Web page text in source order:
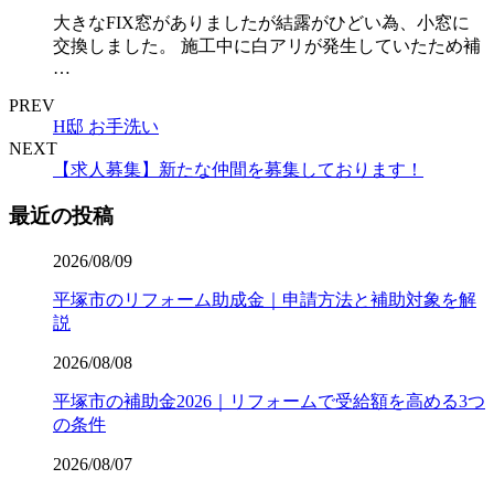
大きなFIX窓がありましたが結露がひどい為、小窓に
交換しました。 施工中に白アリが発生していたため補
…
PREV
H邸 お手洗い
NEXT
【求人募集】新たな仲間を募集しております！
最近の投稿
2026/08/09
平塚市のリフォーム助成金｜申請方法と補助対象を解
説
2026/08/08
平塚市の補助金2026｜リフォームで受給額を高める3つ
の条件
2026/08/07